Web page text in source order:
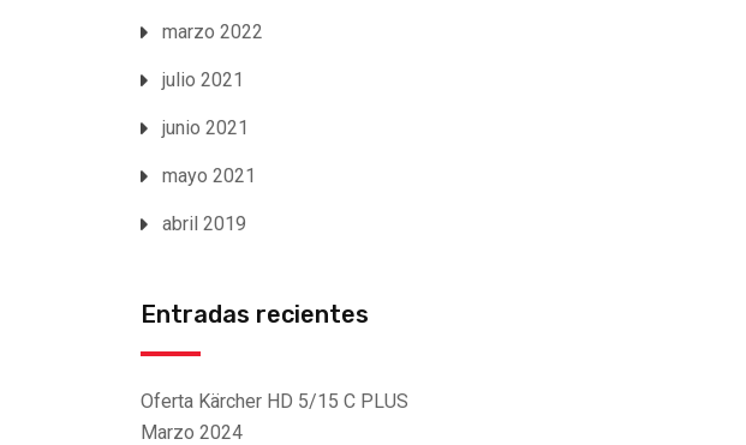
marzo 2022
julio 2021
junio 2021
mayo 2021
abril 2019
Entradas recientes
Oferta Kärcher HD 5/15 C PLUS
Marzo 2024